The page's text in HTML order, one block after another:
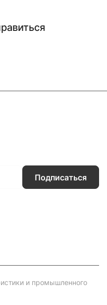
Подписаться
и промышленного